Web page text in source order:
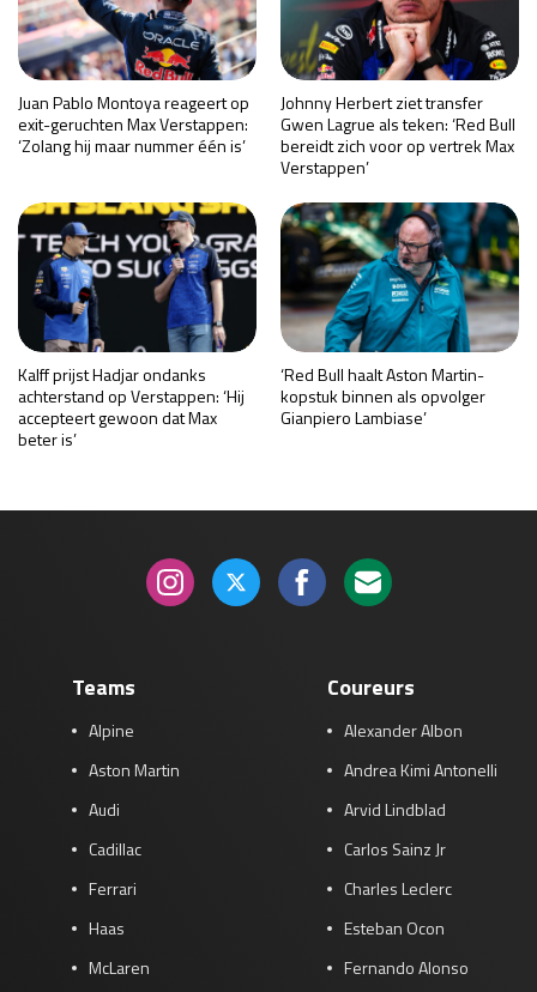
Juan Pablo Montoya reageert op
exit-geruchten Max Verstappen:
‘Zolang hij maar nummer één is’
Johnny Herbert ziet transfer
Gwen Lagrue als teken: ‘Red Bull
bereidt zich voor op vertrek Max
Verstappen’
Kalff prijst Hadjar ondanks
achterstand op Verstappen: ‘Hij
accepteert gewoon dat Max
beter is’
‘Red Bull haalt Aston Martin-
kopstuk binnen als opvolger
Gianpiero Lambiase’
Teams
Alpine
Aston Martin
Audi
Cadillac
Ferrari
Haas
McLaren
Coureurs
Alexander Albon
Andrea Kimi Antonelli
Arvid Lindblad
Carlos Sainz Jr
Charles Leclerc
Esteban Ocon
Fernando Alonso